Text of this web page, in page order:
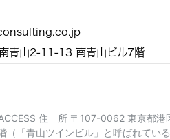
青山2-11-13 南青山ビル7階